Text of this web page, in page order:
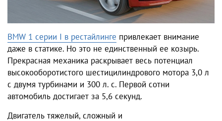
BMW 1 серии I в рестайлинге привлекает внимание
даже в статике. Но это не единственный ее козырь.
Прекрасная механика раскрывает весь потенциал
высокооборотистого шестицилиндрового мотора 3,0 л
с двумя турбинами и 300 л. с. Первой сотни
автомобиль достигает за 5,6 секунд.
Двигатель тяжелый, сложный и